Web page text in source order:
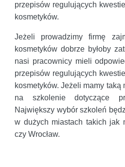
przepisów regulujących
kosmetyków.
Jeżeli prowadzimy firmę
kosmetyków dobrze byłoby
nasi pracownicy mieli
przepisów regulujących
kosmetyków. Jeżeli mamy
na szkolenie dotyczące
Największy wybór szkoleń
w dużych miastach takich jak
czy Wrocław.